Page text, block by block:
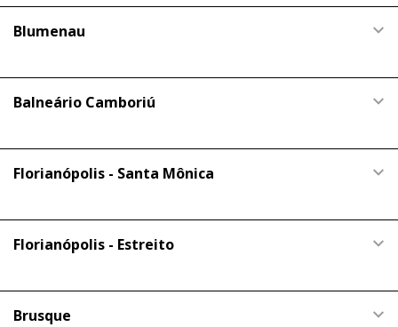
Blumenau
Balneário Camboriú
Florianópolis - Santa Mônica
Florianópolis - Estreito
Brusque